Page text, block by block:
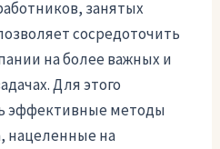
занятых
сосредоточить
на более важных и
Для этого
эффективные методы
нацеленные на